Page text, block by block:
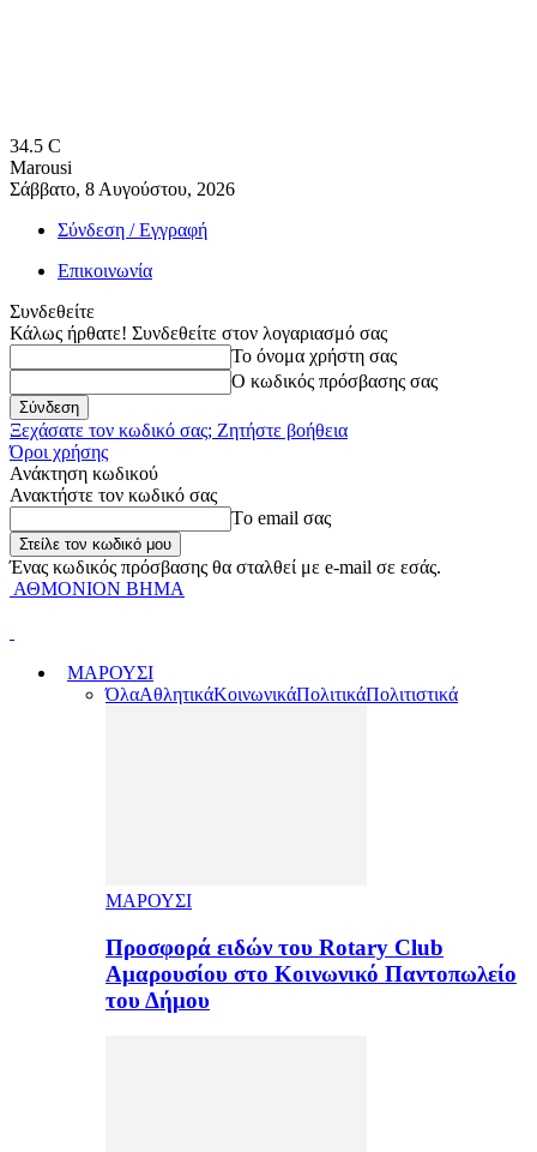
34.5 C
Marousi
Σάββατο, 8 Αυγούστου, 2026
Σύνδεση / Εγγραφή
Επικοινωνία
Συνδεθείτε
Κάλως ήρθατε! Συνδεθείτε στον λογαριασμό σας
Το όνομα χρήστη σας
Ο κωδικός πρόσβασης σας
Ξεχάσατε τον κωδικό σας; Ζητήστε βοήθεια
Όροι χρήσης
Ανάκτηση κωδικού
Ανακτήστε τον κωδικό σας
Tο email σας
Ένας κωδικός πρόσβασης θα σταλθεί με e-mail σε εσάς.
ΑΘΜΟΝΙΟΝ ΒΗΜΑ
ΜΑΡΟΥΣΙ
ΌλαΑθλητικάΚοινωνικάΠολιτικάΠολιτιστικά
ΜΑΡΟΥΣΙ
Προσφορά ειδών του Rotary Club
Αμαρουσίου στο Κοινωνικό Παντοπωλείο
του Δήμου